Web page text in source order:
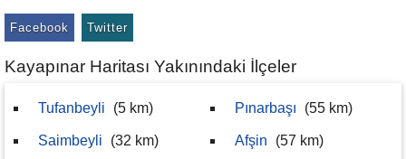
Facebook Twitter
Kayapınar Haritası Yakınındaki İlçeler
Tufanbeyli (5 km)
Saimbeyli (32 km)
Pınarbaşı (55 km)
Afşin (57 km)